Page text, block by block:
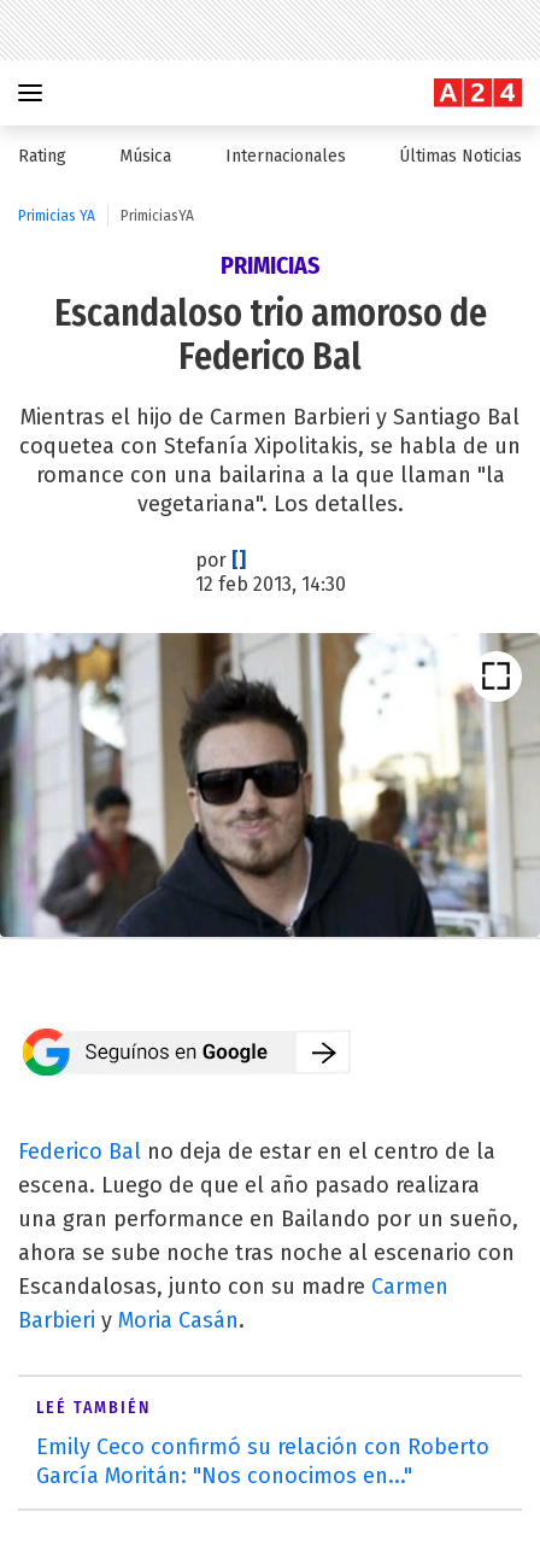
Rating Música Internacionales Últimas Noticias
Primicias YA PrimiciasYA
PRIMICIAS
Escandaloso trio amoroso de
Federico Bal
Mientras el hijo de Carmen Barbieri y Santiago Bal
coquetea con Stefanía Xipolitakis, se habla de un
romance con una bailarina a la que llaman "la
vegetariana". Los detalles.
por []
12 feb 2013, 14:30
Federico Bal no deja de estar en el centro de la
escena. Luego de que el año pasado realizara
una gran performance en Bailando por un sueño,
ahora se sube noche tras noche al escenario con
Escandalosas, junto con su madre Carmen
Barbieri y Moria Casán.
LEÉ TAMBIÉN
Emily Ceco confirmó su relación con Roberto
García Moritán: "Nos conocimos en..."